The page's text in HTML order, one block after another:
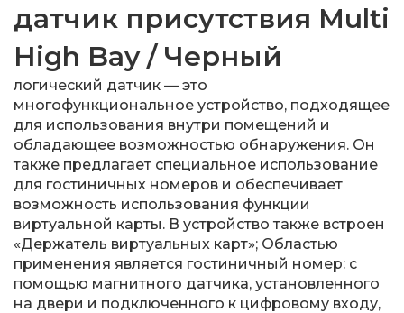
датчик присутствия Multi
High Bay / Черный
логический датчик — это
многофункциональное устройство, подходящее
для использования внутри помещений и
обладающее возможностью обнаружения. Он
также предлагает специальное использование
для гостиничных номеров и обеспечивает
возможность использования функции
виртуальной карты. В устройство также встроен
«Держатель виртуальных карт»; Областью
применения является гостиничный номер: с
помощью магнитного датчика, установленного
на двери и подключенного к цифровому входу,